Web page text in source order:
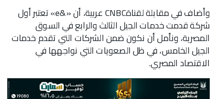
وأضاف في مقابلة لقناةCNBC عربية، أن «&e» تعتبر أول
شركة قدمت خدمات الجيل الثالث والرابع في السوق
المصرية، ونأمل أن نكون ضمن الشركات التي تقدم خدمات
الجيل الخامس، في ظل الصعويات التي نواجهها في
الاقتصاد المصري.